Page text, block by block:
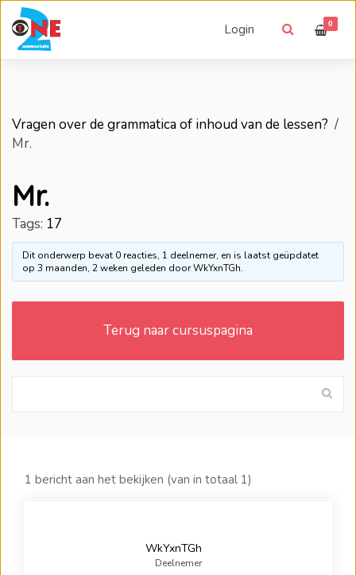
Login 0
Vragen over de grammatica of inhoud van de lessen?
Mr.
Mr.
Tags: 17
Dit onderwerp bevat 0 reacties, 1 deelnemer, en is laatst geüpdatet
op3 maanden, 2 weken geleden doorWkYxnTGh.
Terug naar cursuspagina
1 bericht aan het bekijken (van in totaal 1)
WkYxnTGh
Deelnemer